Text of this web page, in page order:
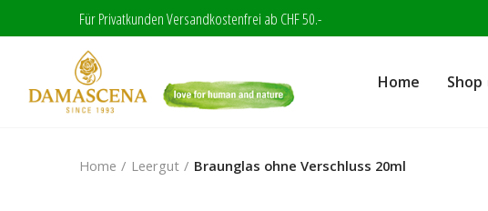
Für Privatkunden Versandkostenfrei ab CHF 50.-
Home Shop
Home Leergut Braunglas ohne Verschluss 20ml